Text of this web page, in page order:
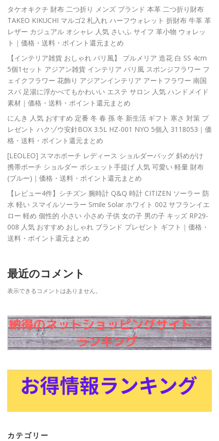
タケオキクチ 財布 二つ折り メンズ ブランド 本革 二つ折り財布
TAKEO KIKUCHI マルゴ2 札入れ ハーフウォレット 折財布 牛革 革
レザー カジュアル オシャレ 人気 さいふ サイフ 革小物 ウォレッ
ト｜価格・送料・ポイント還元まとめ
【インテリア雑貨 おしゃれ バリ風】 プルメリア 造花 白 SS 4cm
5個1セット アジアン雑貨 インテリア バリ風 スポンジフラワー フ
ェイクフラワー 花飾り アジアンインテリア アートフラワー 南国
スパ 足湯に浮かべてもかわいい エステ サロン 人気 ハンドメイド
素材｜価格・送料・ポイント還元まとめ
にんき 人気 おすすめ 定番 冬 春 孫 冬 新生活 ギフト 寒さ 対策 プ
レゼント ハクゾウ安針BOX 3.5L HZ-001 NYO 5個入 3118053｜価
格・送料・ポイント還元まとめ
[LEOLEO] スマホポーチ レディース ショルダーバッグ 斜めがけ
携帯ポーチ ショルダー ポシェット手提げ 人気 可愛い 軽量 財布
(ブルー)｜価格・送料・ポイント還元まとめ
【レビュー4件】シチズン 腕時計 Q&Q 時計 CITIZEN ソーラー 防
水 軽い スマイルソーラー Smile Solar ホワイト 002 サフランイエ
ロー 軽め 個性的 小さい 小さめ 子供 女の子 男の子 キッズ RP29-
008 人気 おすすめ おしゃれ ブランド プレゼント ギフト｜価格・
送料・ポイント還元まとめ
最近のコメント
表示できるコメントはありません。
カテゴリー